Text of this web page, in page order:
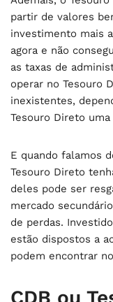
partir de valores
investimento mais
agora e não
as taxas de
operar no Tesouro
inexistentes,
Tesouro Direto
E quando falamos
Tesouro Direto
deles pode ser
mercado
de perdas.
estão dispostos a
podem encontrar